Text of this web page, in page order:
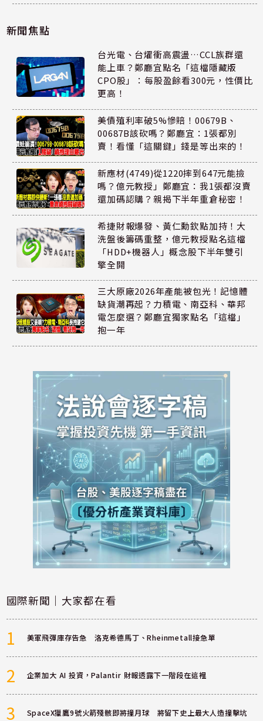
新聞焦點
台光電、台燿衝高震盪…CCL族群還
能上車？鄭廳宜點名「這檔隱藏版
CPO股」：每股盈餘看300元，性價比
更高！
美債殖利率破5%慘賠！00679B、
00687B該砍嗎？鄭廳宜：1張都別
賣！看懂「這關鍵」錢是等出來的！
新應材(4749)從1220摔到647元能撿
嗎？億元教授」鄭廳宜：我1張都沒賣
還加碼認購？親揭下半年重倉秘密！
希捷財報爆發、黃仁勳欽點加持！大
洗盤後籌碼重整，億元教授點名這檔
「HDD+機器人」概念股下半年雙引
擎全開
三大原廠2026年產能被包光！記憶體
缺貨潮再起？力積電、南亞科、華邦
電怎麼選？鄭廳宜獨家點名「這檔」
抱一年
國際新聞｜大家都在看
1 美軍飛彈庫存告急 洛克希德馬丁、Rheinmetall接急單
2 企業加大 AI 投資，Palantir 財報透露下一階段在這裡
3 SpaceX獵鷹9號火箭殘骸即將撞月球 將留下史上最大人造撞擊坑